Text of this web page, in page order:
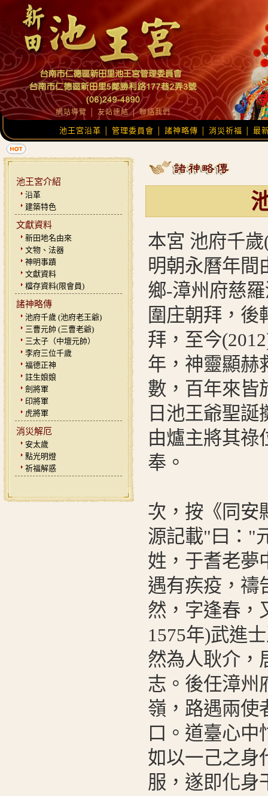
網站導覽 友站連結│聯絡我們
池王宮沿革 管理委員會 諸神略傳 消災祈福 最
池王宮介紹
沿革
建築特色
文獻資料
新田地名由來
文物、法器
神明事蹟
文獻資料
檔存資料(限會員)
諸神略傳
池府千歲 (池府老王爺)
三曹元帥 (三曹老爺)
三太子（中壇元帥）
李府三位千歲
福德正神
註生娘娘
劍將軍
印將軍
虎將軍
消災解厄
安太歲
點光明燈
祈福解惑
本宮 池府千
明朝永曆年間
鄉-漳州府慈
圍庄朝拜，後
拜，至今
年，神靈顯赫
數，百年來皆
日池王爺聖誕
由爐主將其祿
奉。
次，按《同安
源記載"曰："
姓，于耆老夢
遇有疾疫，禱
然，字逢春，
1575年)武進
然為人耿介，
志。後任漳州
嶺，路遇兩使
口。道臺心
如以一己之身
服，遂即化身